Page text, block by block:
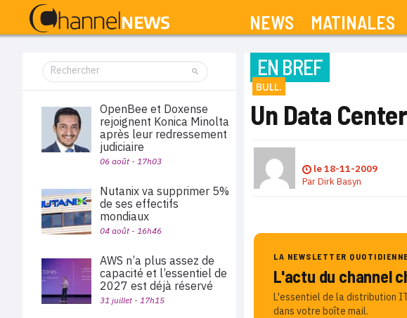
NEWS MATINALES
EN BREF
BULL.
Un Data
le18-11-2009
ParDirk Basyn
LA NEWSLETTER
L'actu du channel
L'essentiel de la distribution
dans votre boîte mail.
OpenBee et Doxense
rejoignent Konica Minolta
après leur redressement
judiciaire
06 août - 17h03
Nutanix va supprimer 5%
de ses effectifs
mondiaux
04 août - 16h46
AWS n’a plus assez de
capacité et l’essentiel de
2027 est déjà réservé
31 juillet - 17h15